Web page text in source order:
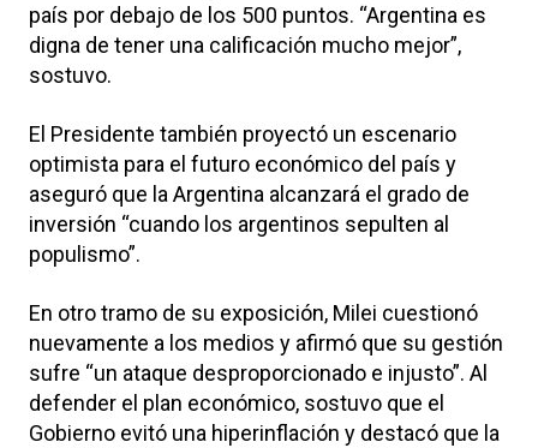
país por debajo de los 500 puntos. “Argentina es
digna de tener una calificación mucho mejor”,
sostuvo.
El Presidente también proyectó un escenario
optimista para el futuro económico del país y
aseguró que la Argentina alcanzará el grado de
inversión “cuando los argentinos sepulten al
populismo”.
En otro tramo de su exposición, Milei cuestionó
nuevamente a los medios y afirmó que su gestión
sufre “un ataque desproporcionado e injusto”. Al
defender el plan económico, sostuvo que el
Gobierno evitó una hiperinflación y destacó que la